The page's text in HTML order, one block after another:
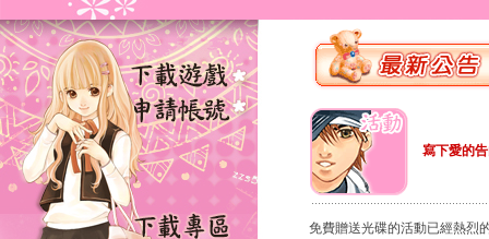
寫下愛的告
免費贈送光碟的活動已經熱烈